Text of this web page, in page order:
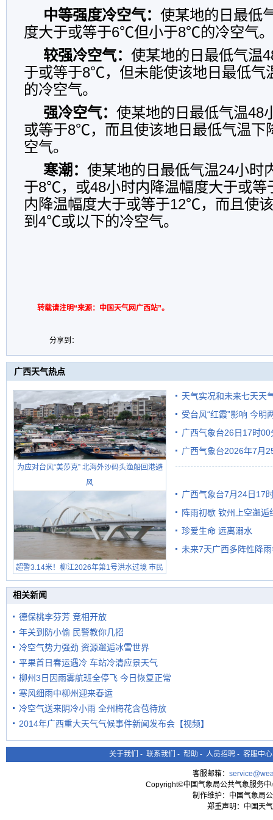
中等强度冷空气： 使某地的日最低
度大于或等于6℃但小于8℃的冷空气。
较强冷空气： 使某地的日最低气温
于或等于8℃，但未能使该地日最低
的冷空气。
强冷空气： 使某地的日最低气温48
或等于8℃，而且使该地日最低气温
空气。
寒潮： 使某地的日最低气温24小时
于8℃，或48小时内降温幅度大于或
内降温幅度大于或等于12℃，而且使
到4℃或以下的冷空气。
转载请注明“来源：中国天气网广西站”。
分享到：
广西天气热点
为应对台风“美莎克” 北海外沙码头渔船回港避
风
超警3.14米！柳江2026年第1号洪水过境 市民
在堤岸见证汛况
天气实况和未来七天天
受台风“红霞”影响 今明
有较强降雨
广西气象台26日17时
广西气象台2026年7月
广西气象台7月24日17
阵雨初歇 钦州上空邂逅
珍爱生命 远离溺水
未来7天广西多阵性降
相关新闻
德保桃李芬芳 竞相开放
年关到防小偷 民警教你几招
冷空气势力强劲 资源邂逅冰雪世界
平果首日春运遇冷 车站冷清应景天气
柳州3日因雨雾航班全停飞 今日恢复正常
寒风细雨中柳州迎来春运
冷空气送来阴冷小雨 全州梅花含苞待放
2014年广西重大天气气候事件新闻发布会【视频】
关于我们 - 联系我们 - 帮助 - 人员招聘 - 客服中心
客服邮箱：
Copyright©中国气象局公共气象服务
制作维护：中国气象局
郑重声明：中国天